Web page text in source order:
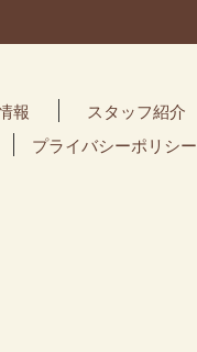
報
スタッフ紹介
プライバシーポリシー